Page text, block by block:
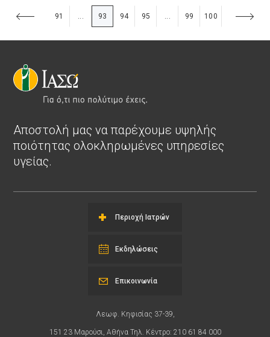
91 ... 93 94 95 ... 99 100
Αποστολή μας να παρέχουμε υψηλής
ποιότητας ολοκληρωμένες υπηρεσίες
υγείας.
Περιοχή Ιατρών
Εκδηλώσεις
Λεωφ. Κηφισίας 37-39,
151 23 Μαρούσι, Αθήνα Τηλ. Κέντρο: 210 61 84 000
Επικοινωνία